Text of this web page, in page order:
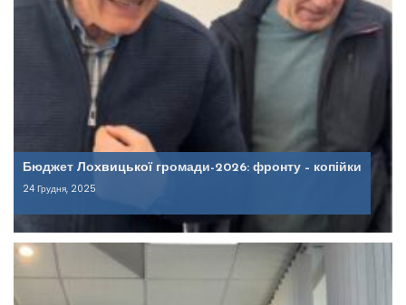
Бюджет Лохвицької громади-2026: фронту – копійки
24 Грудня, 2025